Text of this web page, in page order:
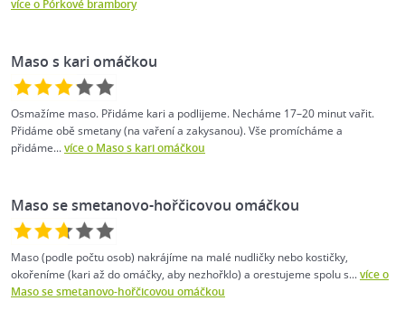
více o Pórkové brambory
Maso s kari omáčkou
Osmažíme maso. Přidáme kari a podlijeme. Necháme 17–20 minut vařit.
Přidáme obě smetany (na vaření a zakysanou). Vše promícháme a
přidáme...více o Maso s kari omáčkou
Maso se smetanovo-hořčicovou omáčkou
Maso (podle počtu osob) nakrájíme na malé nudličky nebo kostičky,
okořeníme (kari až do omáčky, aby nezhořklo) a orestujeme spolu s...více o
Maso se smetanovo-hořčicovou omáčkou